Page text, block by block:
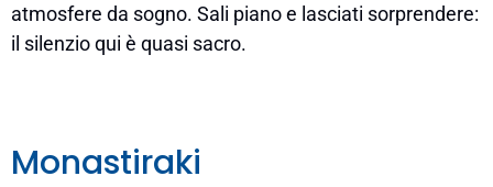
atmosfere da sogno. Sali piano e lasciati sorprendere:
il silenzio qui è quasi sacro.
Monastiraki